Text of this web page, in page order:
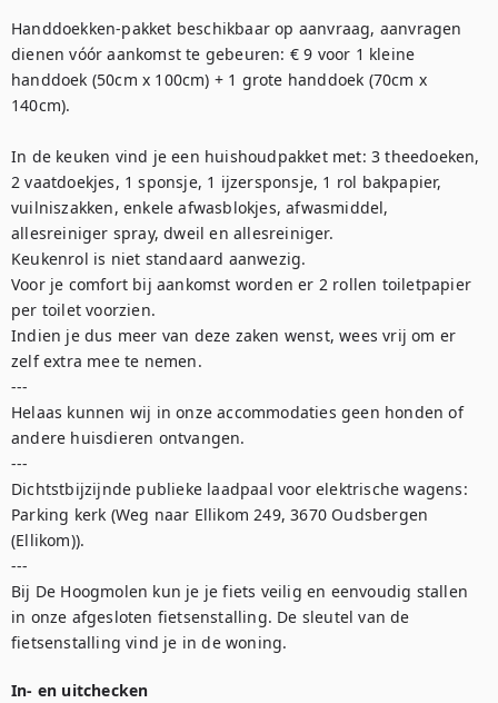
Handdoekken-pakket beschikbaar op aanvraag, aanvragen
dienen vóór aankomst te gebeuren: € 9 voor 1 kleine
handdoek (50cm x 100cm) + 1 grote handdoek (70cm x
140cm).
In de keuken vind je een huishoudpakket met: 3 theedoeken,
2 vaatdoekjes, 1 sponsje, 1 ijzersponsje, 1 rol bakpapier,
vuilniszakken, enkele afwasblokjes, afwasmiddel,
allesreiniger spray, dweil en allesreiniger.
Keukenrol is niet standaard aanwezig.
Voor je comfort bij aankomst worden er 2 rollen toiletpapier
per toilet voorzien.
Indien je dus meer van deze zaken wenst, wees vrij om er
zelf extra mee te nemen.
---
Helaas kunnen wij in onze accommodaties geen honden of
andere huisdieren ontvangen.
---
Dichtstbijzijnde publieke laadpaal voor elektrische wagens:
Parking kerk (Weg naar Ellikom 249, 3670 Oudsbergen
(Ellikom)).
---
Bij De Hoogmolen kun je je fiets veilig en eenvoudig stallen
in onze afgesloten fietsenstalling. De sleutel van de
fietsenstalling vind je in de woning.
In- en uitchecken